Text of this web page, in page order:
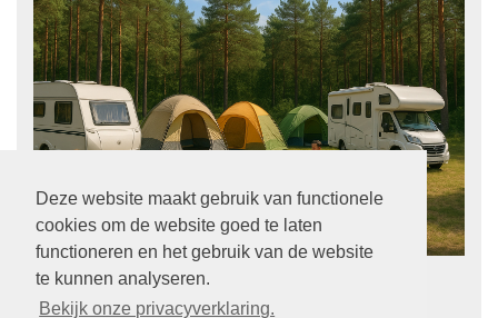
Deze website maakt gebruik van functionele
cookies om de website goed te laten
functioneren en het gebruik van de website
te kunnen analyseren.
Bekijk onze privacyverklaring.
terug